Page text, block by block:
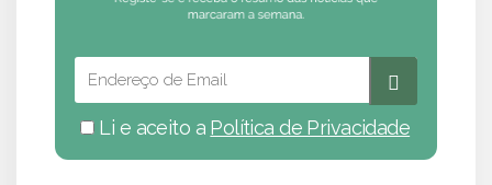
Li e aceito a Política de Privacidade